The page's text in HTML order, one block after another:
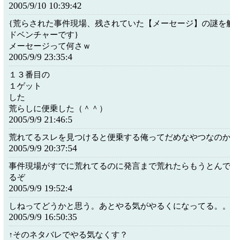
2005/9/10 10:39:42
{荒らされた事件現場、残されていた【メーセージ】の謎を
ドベンチャーです}
メーセージって何さｗ
2005/9/9 23:35:4
１３番目の
１ゲット
した
荒らしに便乗した（＾＾）
2005/9/9 21:46:5
荒れてるスレを見つけると便乗する俺ってだめなやつなの
2005/9/9 20:37:54
事件現場がすでに荒れてるのに発言まで荒れたらもうとん
るぞ
2005/9/9 19:52:4
しねってどうかと思う。あとやる気がやるくになってる。
2005/9/9 16:50:35
↑そのネタバレでやる気なくす？